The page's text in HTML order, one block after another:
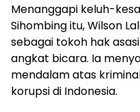
Menanggapi keluh-
Sihombing itu, Wilson
sebagai tokoh hak
angkat bicara. Ia
mendalam atas
korupsi di Indonesia.